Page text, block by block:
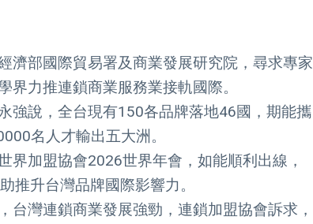
濟部國際貿易署及商業發展研究院，尋求專家
力推連鎖商業服務業接軌國際。
強說，全台現有150各品牌落地46國，期能攜
名人才輸出五大洲。
界加盟協會2026世界年會，如能順利出線，
推升台灣品牌國際影響力。
台灣連鎖商業發展強勁，連鎖加盟協會訴求，